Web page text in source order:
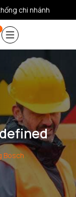
chi nhánh
Bosch